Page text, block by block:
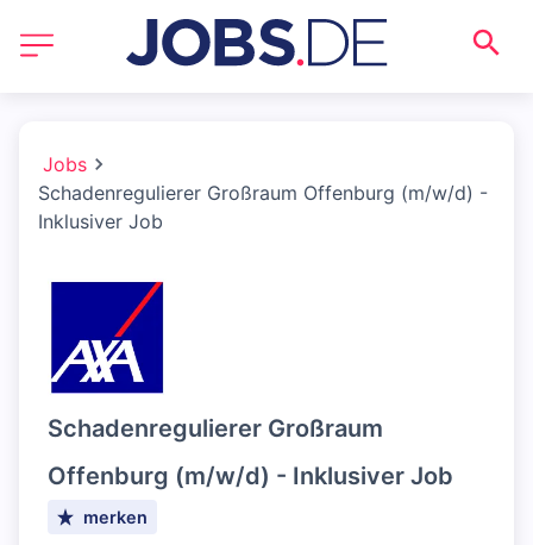
Jobs
Schadenregulierer Großraum Offenburg (m/w/d) -
Inklusiver Job
Schadenregulierer Großraum
Offenburg (m/w/d) - Inklusiver Job
merken